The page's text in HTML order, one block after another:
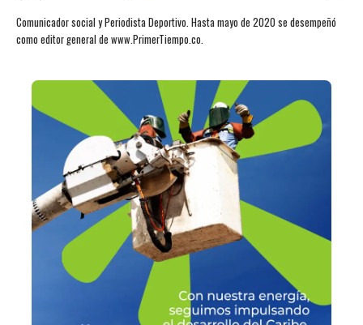
Comunicador social y Periodista Deportivo. Hasta mayo de 2020 se desempeñó
como editor general de www.PrimerTiempo.co.